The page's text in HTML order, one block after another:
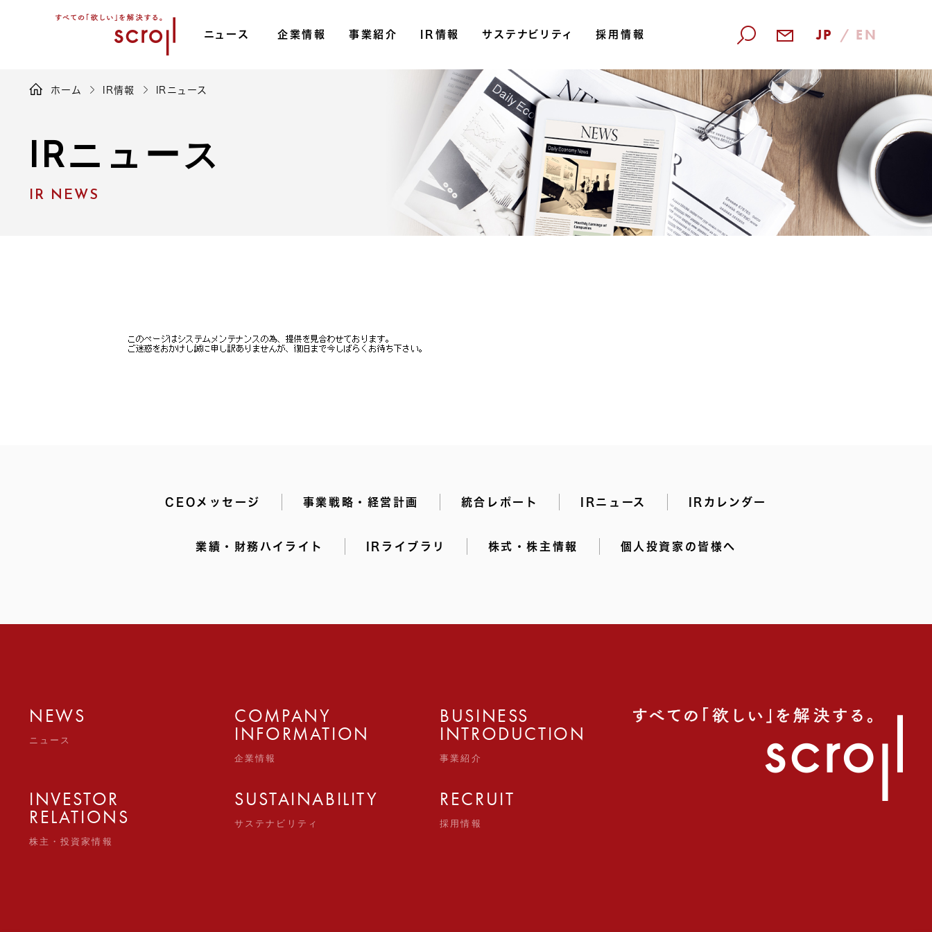
ニュース 企業情報 事業紹介 IR情報
決算短信
決算説明会資料
有価証券報告書
株主還元
株主優待
株主総会
サステナビリティ 採用情報 JP / EN
検索
ホーム IR情報 IRニュース
IRニュース
IR NEWS
CEOメッセージ 事業戦略・経営計画 統合レポート IRニュース IRカレンダー
業績・財務ハイライト IRライブラリ 株式・株主情報 個人投資家の皆様へ
NEWS
ニュース
COMPANY
INFORMATION
企業情報
BUSINESS
INTRODUCTION
事業紹介
INVESTOR
RELATIONS
株主・投資家情報
SUSTAINABILITY
サステナビリティ
RECRUIT
採用情報